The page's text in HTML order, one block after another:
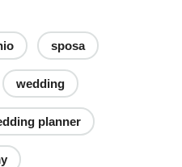
sposa
wedding
planner